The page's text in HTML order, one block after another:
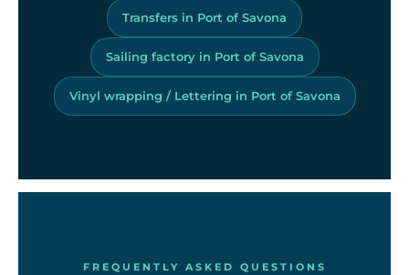
Transfers in Port of Savona
Sailing factory in Port of Savona
Vinyl wrapping / Lettering in Port of Savona
FREQUENTLY ASKED QUESTIONS